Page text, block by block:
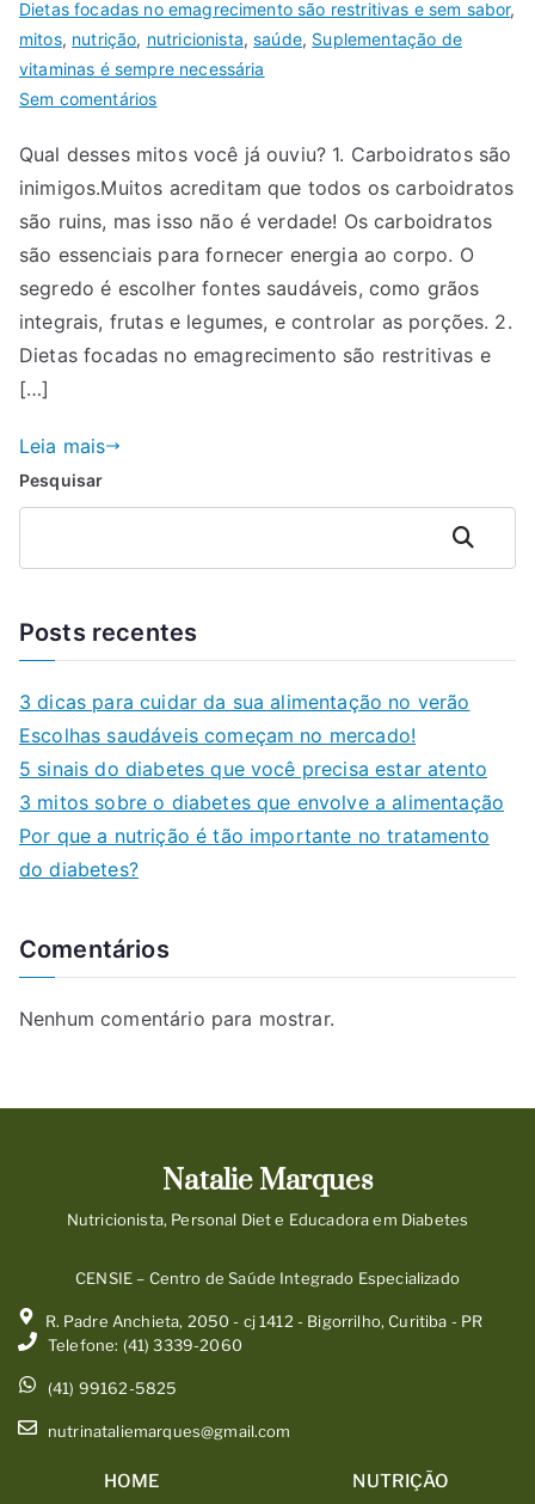
Dietas focadas no emagrecimento são restritivas e sem sabor,
mitos, nutrição, nutricionista,saúde, Suplementação de
vitaminas é sempre necessária
Sem comentários
Qual desses mitos você já ouviu? 1. Carboidratos são
inimigos.Muitos acreditam que todos os carboidratos
são ruins, mas isso não é verdade! Os carboidratos
são essenciais para fornecer energia ao corpo. O
segredo é escolher fontes saudáveis, como grãos
integrais, frutas e legumes, e controlar as porções. 2.
Dietas focadas no emagrecimento são restritivas e
[…]
Leia mais
Pesquisar
Pesquisar
Posts recentes
3 dicas para cuidar da sua alimentação no verão
Escolhas saudáveis começam no mercado!
5 sinais do diabetes que você precisa estar atento
3 mitos sobre o diabetes que envolve a alimentação
Por que a nutrição é tão importante no tratamento
do diabetes?
Comentários
Nenhum comentário para mostrar.
Natalie Marques
Nutricionista, Personal Diet e Educadora em Diabetes
CENSIE – Centro de Saúde Integrado Especializado
R. Padre Anchieta, 2050 - cj 1412 - Bigorrilho, Curitiba - PR
Telefone: (41) 3339-2060
(41) 99162-5825
nutrinataliemarques@gmail.com
HOME NUTRIÇÃO